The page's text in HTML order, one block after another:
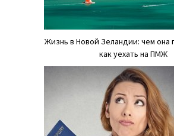
Жизнь в Новой Зеландии: чем она
как уехать на ПМЖ